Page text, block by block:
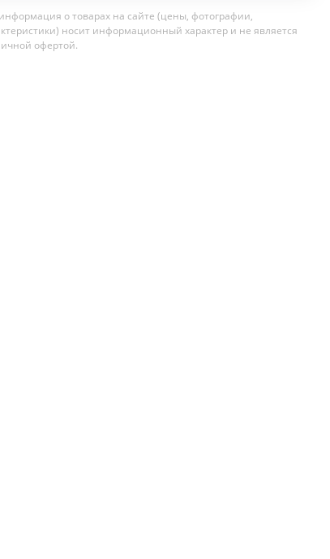
о товарах на сайте (цены, фотографии,
носит информационный характер и не является
офертой.